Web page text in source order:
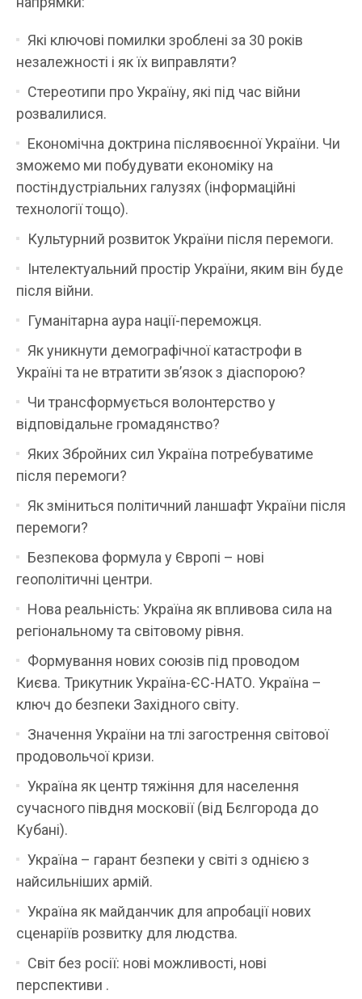
Які ключові помилки зроблені за 30 років
незалежності і як їх виправляти?
Стереотипи про Україну, які під час війни
розвалилися.
Економічна доктрина післявоєнної України. Чи
зможемо ми побудувати економіку на
постіндустріальних галузях (інформаційні
технології тощо).
Культурний розвиток України після перемоги.
Інтелектуальний простір України, яким він буде
після війни.
Гуманітарна аура нації-переможця.
Як уникнути демографічної катастрофи в
Україні та не втратити зв’язок з діаспорою?
Чи трансформується волонтерство у
відповідальне громадянство?
Яких Збройних сил Україна потребуватиме
після перемоги?
Як зміниться політичний ланшафт України після
перемоги?
Безпекова формула у Європі – нові
геополітичні центри.
Нова реальність: Україна як впливова сила на
регіональному та світовому рівня.
Формування нових союзів під проводом
Києва. Трикутник Україна-ЄС-НАТО. Україна –
ключ до безпеки Західного світу.
Значення України на тлі загострення світової
продовольчої кризи.
Україна як центр тяжіння для населення
сучасного півдня московії (від Бєлгорода до
Кубані).
Україна – гарант безпеки у світі з однією з
найсильніших армій.
Україна як майданчик для апробації нових
сценаріїв розвитку для людства.
Світ без росії: нові можливості, нові
перспективи .